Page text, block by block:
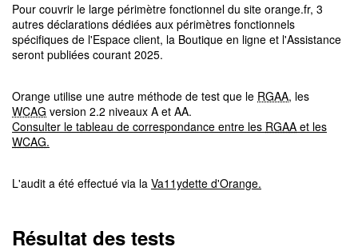
Pour couvrir le large périmètre fonctionnel du site orange.fr, 3
autres déclarations dédiées aux périmètres fonctionnels
spécifiques de l'Espace client, la Boutique en ligne et l'Assistance
seront publiées courant 2025.
Orange utilise une autre méthode de test que le RGAA, les
WCAG version 2.2 niveaux A et AA.
Consulter le tableau de correspondance entre les RGAA et les
WCAG.
L'audit a été effectué via la Va11ydette d'Orange.
Résultat des tests